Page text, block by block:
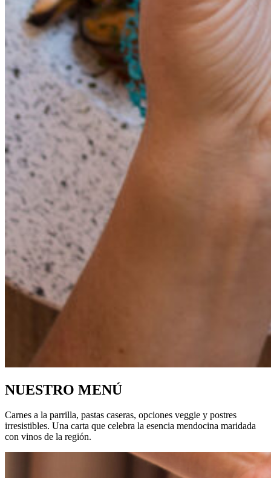
NUESTRO MENÚ
Carnes a la parrilla, pastas caseras, opciones veggie y postres
irresistibles. Una carta que celebra la esencia mendocina maridada
con vinos de la región.